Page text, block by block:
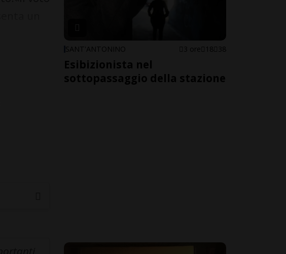
SANT'ANTONINO 3 ore 18 38
Esibizionista nel
sottopassaggio della stazione